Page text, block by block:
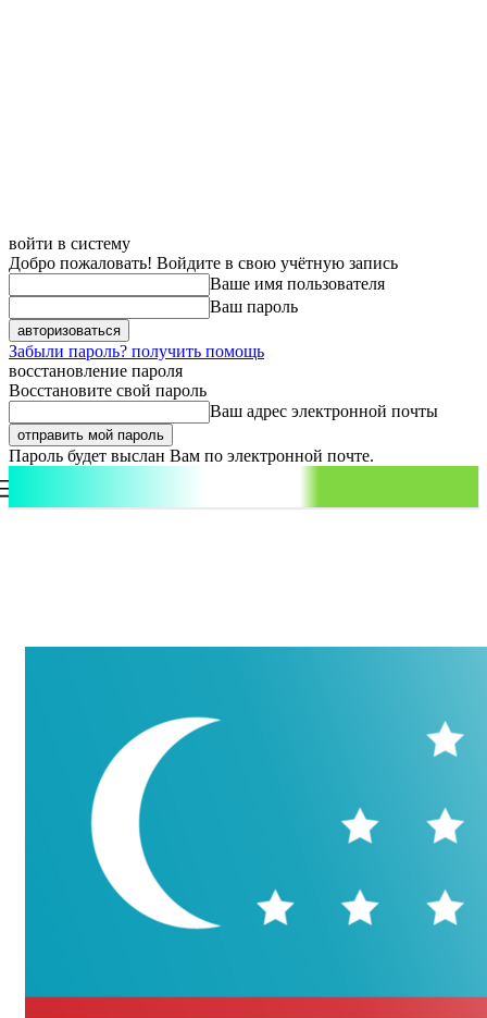
войти в систему
Добро пожаловать! Войдите в свою учётную запись
Ваше имя пользователя
Ваш пароль
Забыли пароль? получить помощь
восстановление пароля
Восстановите свой пароль
Ваш адрес электронной почты
Пароль будет выслан Вам по электронной почте.